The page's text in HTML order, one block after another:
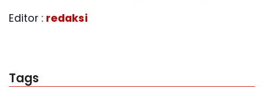
Editor : redaksi
Tags